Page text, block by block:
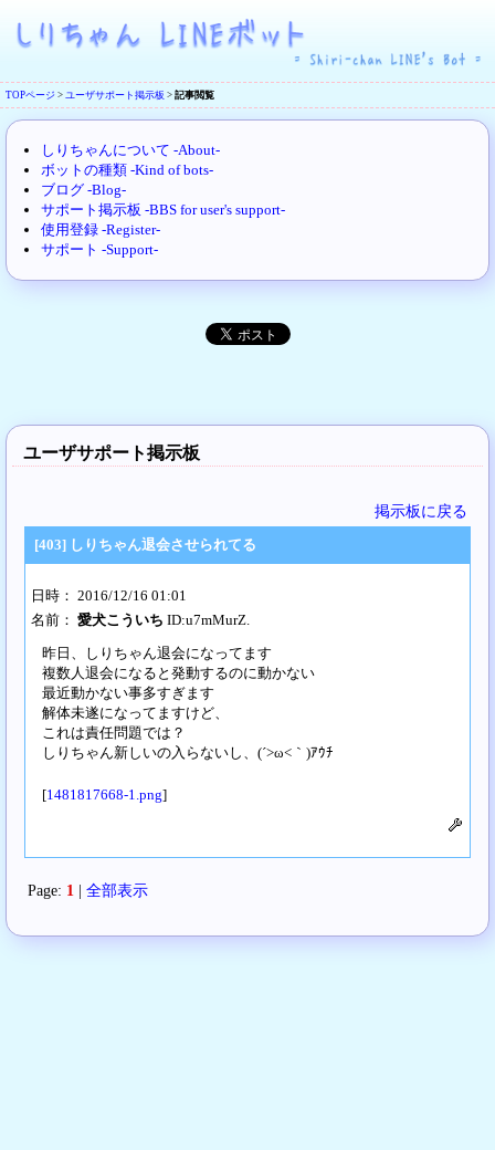
TOPページ > ユーザサポート掲示板 > 記事閲覧
しりちゃんについて -About-
ボットの種類 -Kind of bots-
ブログ -Blog-
サポート掲示板 -BBS for user's support-
使用登録 -Register-
サポート -Support-
ユーザサポート掲示板
掲示板に戻る
[403] しりちゃん退会させられてる
日時： 2016/12/16 01:01
名前： 愛犬こういち ID:u7mMurZ.
昨日、しりちゃん退会になってます
複数人退会になると発動するのに動かない
最近動かない事多すぎます
解体未遂になってますけど、
これは責任問題では？
しりちゃん新しいの入らないし、(´>ω<｀)ｱｳﾁ
[1481817668-1.png]
Page: 1 | 全部表示